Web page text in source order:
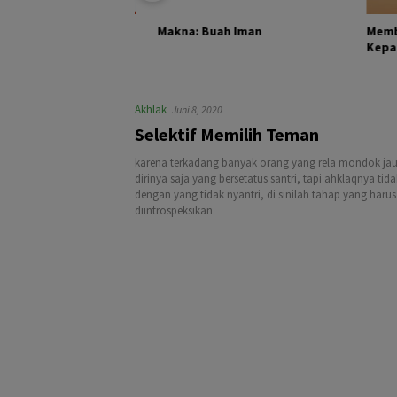
Makna: Buah Iman
Akhlak Juni 8, 2020
Selektif Memilih Teman
karena terkadang banyak orang yang rela mondok
dirinya saja yang bersetatus santri, tapi ahklaqnya
dengan yang tidak nyantri, di sinilah tahap yang
diintrospeksikan